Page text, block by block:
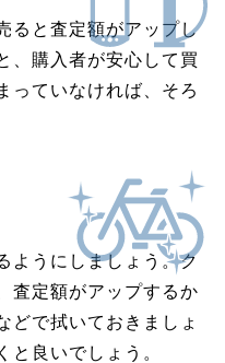
ると査定額がアップし
、購入者が安心して買
っていなければ、そろ
ようにしましょう。ク
査定額がアップするか
どで拭いておきましょ
と良いでしょう。